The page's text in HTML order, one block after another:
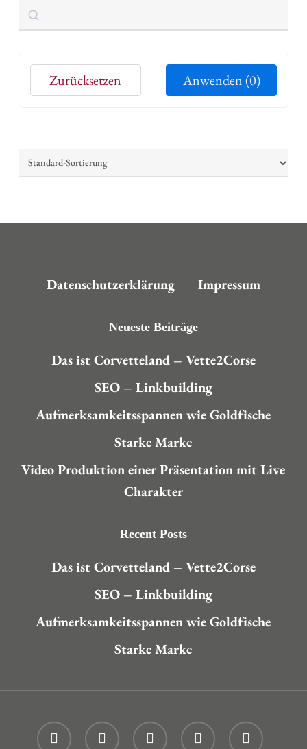
Suchen
Anwenden(0)
Zurücksetzen
Datenschutzerklärung Impressum
Neueste Beiträge
Das ist Corvetteland – Vette2Corse
SEO – Linkbuilding
Aufmerksamkeitsspannen wie Goldfische
Starke Marke
Video Produktion einer Präsentation mit Live
Charakter
Recent Posts
Das ist Corvetteland – Vette2Corse
SEO – Linkbuilding
Aufmerksamkeitsspannen wie Goldfische
Starke Marke
twitter facebook linkedin youtube instagram